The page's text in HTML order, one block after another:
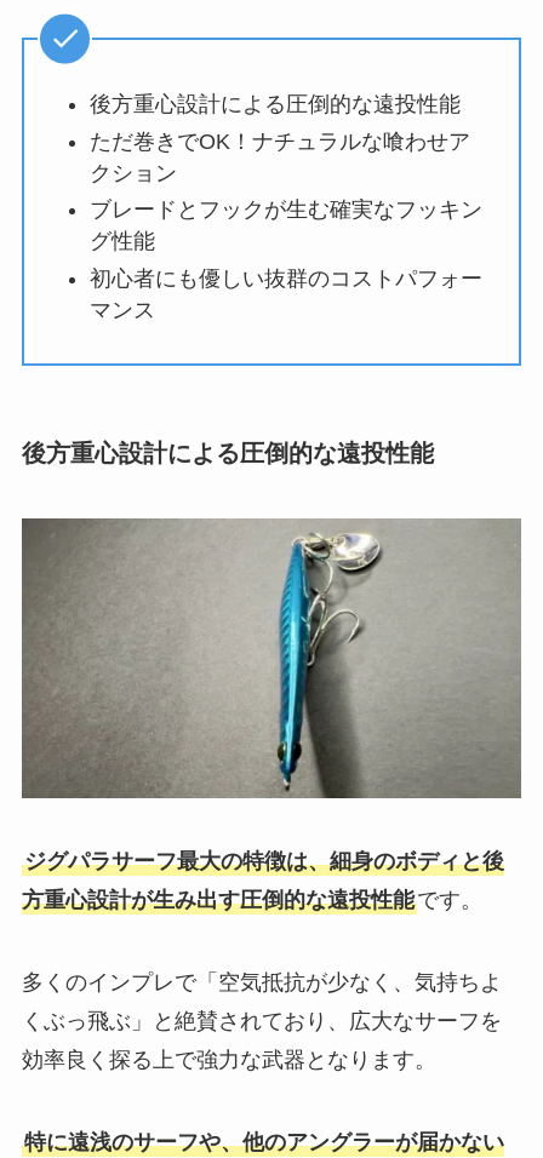
後方重心設計による圧倒的な遠投性能
ただ巻きでOK！ナチュラルな喰わせア
クション
ブレードとフックが生む確実なフッキン
グ性能
初心者にも優しい抜群のコストパフォー
マンス
後方重心設計による圧倒的な遠投性能
ジグパラサーフ最大の特徴は、細身のボディと後
方重心設計が生み出す圧倒的な遠投性能です。
多くのインプレで「空気抵抗が少なく、気持ちよ
くぶっ飛ぶ」と絶賛されており、広大なサーフを
効率良く探る上で強力な武器となります。
特に遠浅のサーフや、他のアングラーが届かない